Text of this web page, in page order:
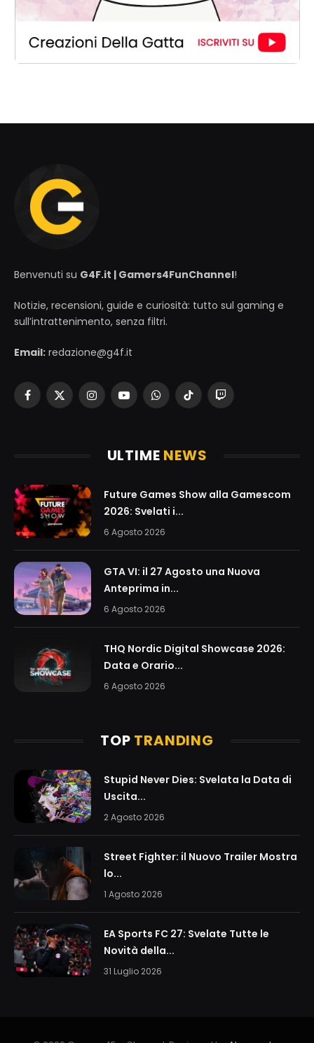
Benvenuti su G4F.it | Gamers4FunChannel!
Notizie, recensioni, guide e curiosità: tutto sul gaming e
sull’intrattenimento, senza filtri.
Email: redazione@g4f.it
Facebook
X
InstagramYouTubeWhatsAppTikTokTwitch
ULTIME NEWS
Future Games Show alla Gamescom
2026: Svelati i...
6 Agosto 2026
GTA VI: il 27 Agosto una Nuova
Anteprima in...
6 Agosto 2026
THQ Nordic Digital Showcase 2026:
Data e Orario...
6 Agosto 2026
TOP TRANDING
Stupid Never Dies: Svelata la Data di
Uscita...
2 Agosto 2026
Street Fighter: il Nuovo Trailer Mostra
lo...
1 Agosto 2026
EA Sports FC 27: Svelate Tutte le
Novità della...
31 Luglio 2026